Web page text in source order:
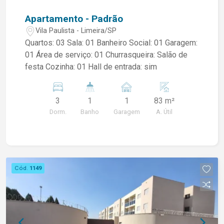
Apartamento - Padrão
Vila Paulista - Limeira/SP
Quartos: 03 Sala: 01 Banheiro Social: 01 Garagem:
01 Área de serviço: 01 Churrasqueira: Salão de
festa Cozinha: 01 Hall de entrada: sim
3
Dorm.
1
Banho
1
Garagem
83 m²
A. Útil
Cód. 1149